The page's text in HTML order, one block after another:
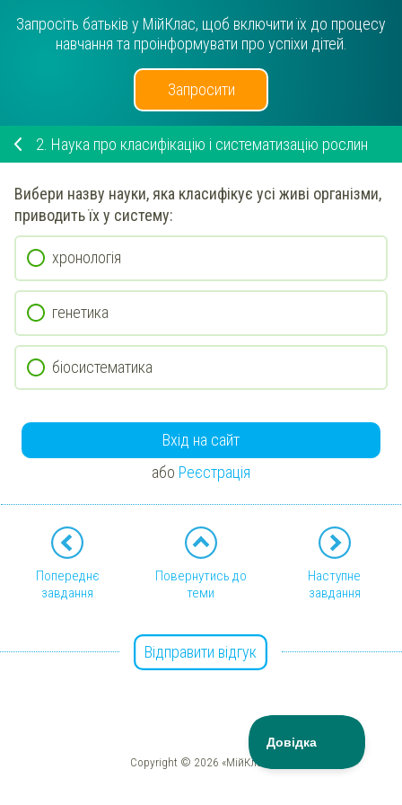
Запросіть батьків у МійКлас, щоб включити їх до процесу
навчання та проінформувати про успіхи дітей.
Запросити
2. Наука про класифікацію і систематизацію рослин
Вибери назву науки, яка класифікує усі живі організми,
приводить їх у систему:
хронологія
генетика
біосистематика
Вхід на сайт
або Реєстрація
Попереднє
завдання
Повернутись до
теми
Наступне
завдання
Відправити відгук
Copyright © 2026 «МійКлас»